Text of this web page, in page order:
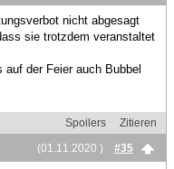
nicht abgesagt
sie trotzdem veranstaltet
der Feier auch Bubbel
Spoilers
Zitieren
(01.11.2020 )
#35